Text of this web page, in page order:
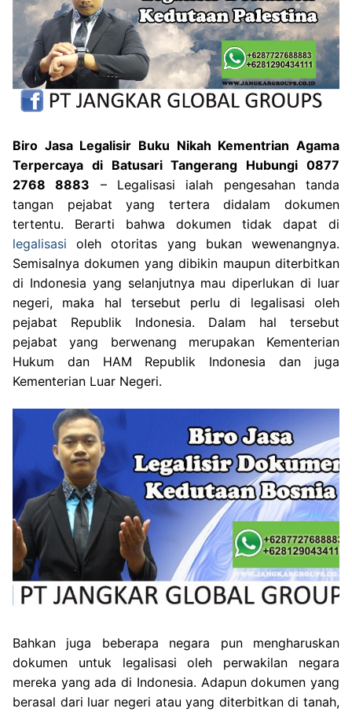
Biro Jasa Legalisir Buku Nikah Kementrian Agama
Terpercaya di Batusari Tangerang Hubungi 0877
2768 8883 – Legalisasi ialah pengesahan tanda
tangan pejabat yang tertera didalam dokumen
tertentu. Berarti bahwa dokumen tidak dapat di
legalisasi oleh otoritas yang bukan wewenangnya.
Semisalnya dokumen yang dibikin maupun diterbitkan
di Indonesia yang selanjutnya mau diperlukan di luar
negeri, maka hal tersebut perlu di legalisasi oleh
pejabat Republik Indonesia. Dalam hal tersebut
pejabat yang berwenang merupakan Kementerian
Hukum dan HAM Republik Indonesia dan juga
Kementerian Luar Negeri.
Bahkan juga beberapa negara pun mengharuskan
dokumen untuk legalisasi oleh perwakilan negara
mereka yang ada di Indonesia. Adapun dokumen yang
berasal dari luar negeri atau yang diterbitkan di tanah,